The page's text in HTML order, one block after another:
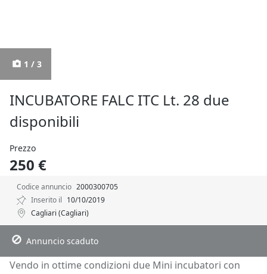
1 / 3
INCUBATORE FALC ITC Lt. 28 due
disponibili
Prezzo
250 €
Codice annuncio 2000300705
Inserito il 10/10/2019
Cagliari (Cagliari)
Descrizione
Dettagli Posizione Richiedi Info
Annuncio scaduto
Vendo in ottime condizioni due Mini incubatori con